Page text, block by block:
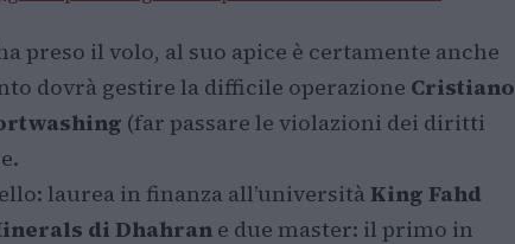
preso il volo, al suo apice è certamente anche
dovrà gestire la difficile operazione Cristiano
(far passare le violazioni dei diritti
laurea in finanza all’universitàKing Fahd
di Dhahran e due master: il primo in